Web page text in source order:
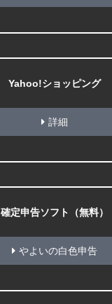
Yahoo!ショッピング
詳細
確定申告ソフト（無料）
やよいの白色申告